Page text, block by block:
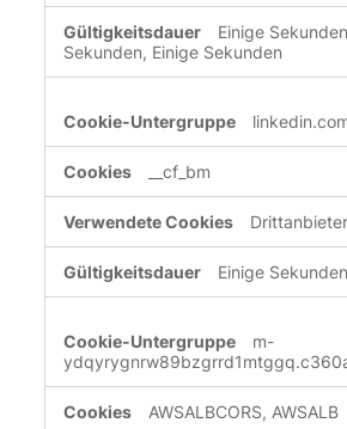
Einige
Sekunden, Einige Sekunden
__cf_bm
Drittanbieter
Einige Sekunden
m-
AWSALBCORS, AWSALB